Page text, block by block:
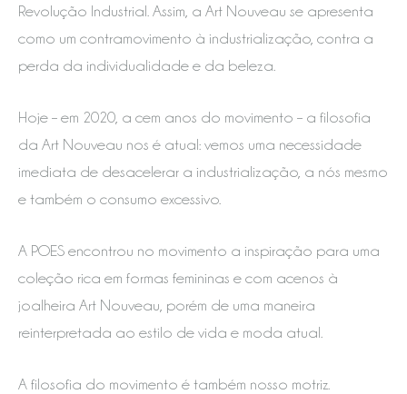
Revolução Industrial. Assim, a Art Nouveau se apresenta
como um contramovimento à industrialização, contra a
perda da individualidade e da beleza.
Hoje – em 2020, a cem anos do movimento – a filosofia
da Art Nouveau nos é atual: vemos uma necessidade
imediata de desacelerar a industrialização, a nós mesmo
e também o consumo excessivo.
A POES encontrou no movimento a inspiração para uma
coleção rica em formas femininas e com acenos à
joalheira Art Nouveau, porém de uma maneira
reinterpretada ao estilo de vida e moda atual.
A filosofia do movimento é também nosso motriz.